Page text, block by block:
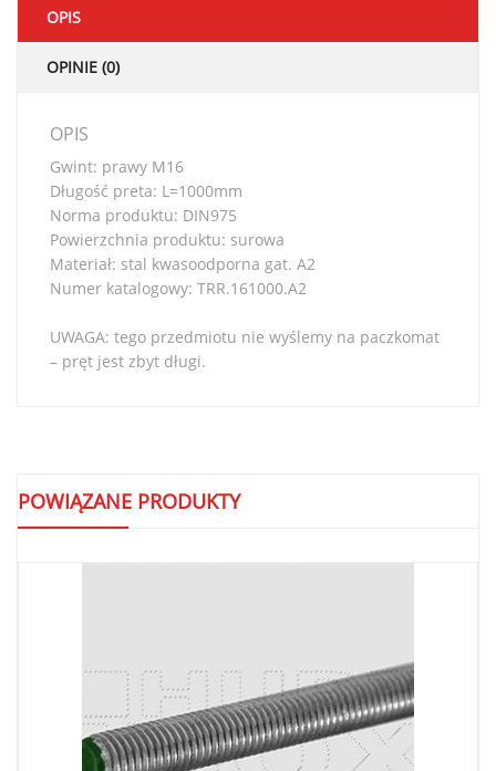
OPIS
OPINIE (0)
OPIS
Gwint: prawy M16
Długość preta: L=1000mm
Norma produktu: DIN975
Powierzchnia produktu: surowa
Materiał: stal kwasoodporna gat. A2
Numer katalogowy: TRR.161000.A2
UWAGA: tego przedmiotu nie wyślemy na paczkomat
– pręt jest zbyt długi.
POWIĄZANE PRODUKTY